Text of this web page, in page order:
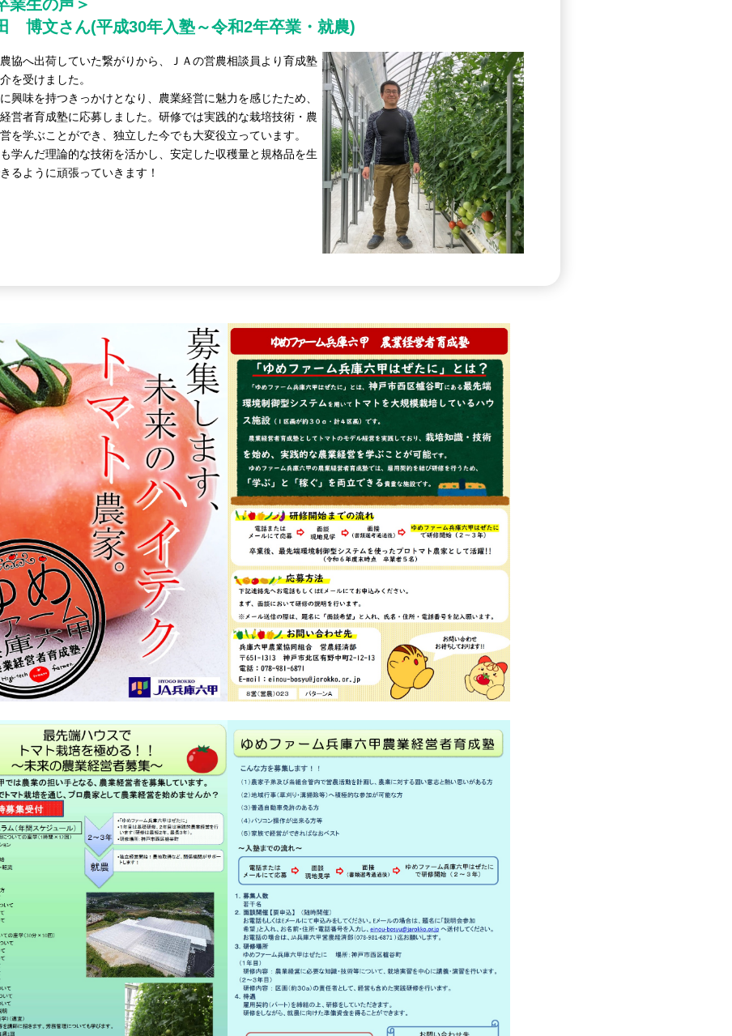
業生の声＞
博文さん(平成30年入塾～令和2年卒業・就農)
協へ出荷していた繋がりから、ＪＡの営農相談員より育成塾
を受けました。
興味を持つきっかけとなり、農業経営に魅力を感じたため、
営者育成塾に応募しました。研修では実践的な栽培技術・農
を学ぶことができ、独立した今でも大変役立っています。
学んだ理論的な技術を活かし、安定した収穫量と規格品を生
るように頑張っていきます！